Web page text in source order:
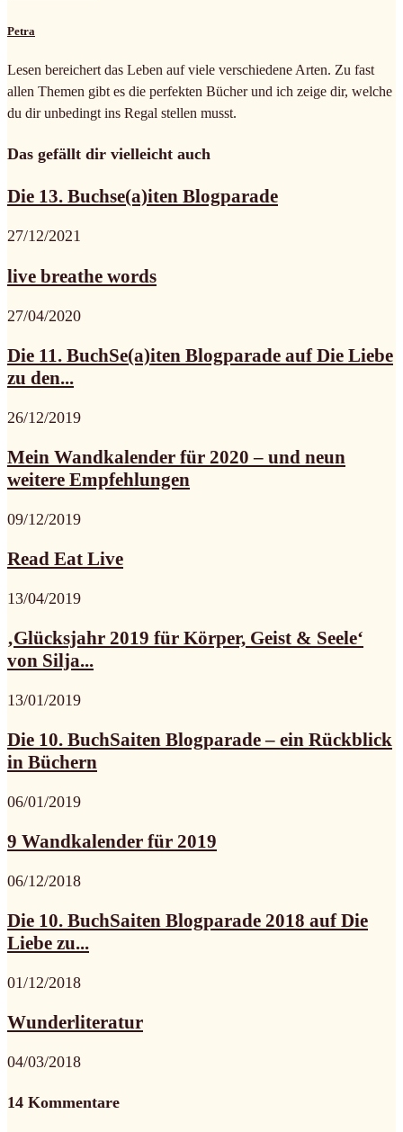
Petra
Lesen bereichert das Leben auf viele verschiedene Arten. Zu fast
allen Themen gibt es die perfekten Bücher und ich zeige dir, welche
du dir unbedingt ins Regal stellen musst.
Das gefällt dir vielleicht auch
Die 13. Buchse(a)iten Blogparade
27/12/2021
live breathe words
27/04/2020
Die 11. BuchSe(a)iten Blogparade auf Die Liebe
zu den...
26/12/2019
Mein Wandkalender für 2020 – und neun
weitere Empfehlungen
09/12/2019
Read Eat Live
13/04/2019
‚Glücksjahr 2019 für Körper, Geist & Seele‘
von Silja...
13/01/2019
Die 10. BuchSaiten Blogparade – ein Rückblick
in Büchern
06/01/2019
9 Wandkalender für 2019
06/12/2018
Die 10. BuchSaiten Blogparade 2018 auf Die
Liebe zu...
01/12/2018
Wunderliteratur
04/03/2018
14 Kommentare